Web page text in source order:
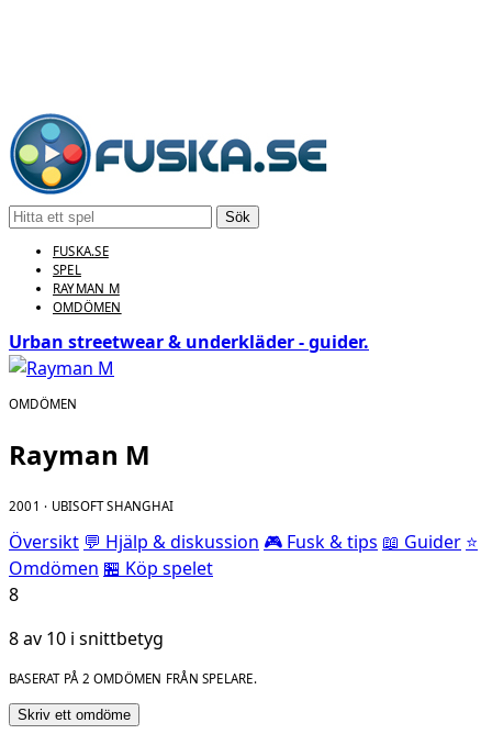
Sök
FUSKA.SE
SPEL
RAYMAN M
OMDÖMEN
Urban streetwear & underkläder - guider.
OMDÖMEN
Rayman M
2001 · UBISOFT SHANGHAI
Översikt 💬 Hjälp & diskussion 🎮 Fusk & tips 📖 Guider ⭐
Omdömen 🏪 Köp spelet
8
8 av 10 i snittbetyg
BASERAT PÅ 2 OMDÖMEN FRÅN SPELARE.
Skriv ett omdöme